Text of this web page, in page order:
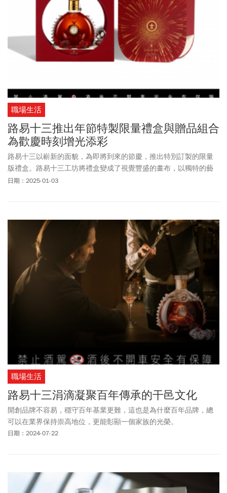
年，馬爹利以四款2025蛇年限量臻釀，再次詮釋品牌對於品味、專
業與精湛工藝的執著。每一滴珍稀佳釀不僅蘊含著濃濃的新年祝
福，更凝結了馬爹利歷久傳承的釀造智慧與優雅氣息，無論珍藏或
饋贈，皆為新春佳節的至臻之選，為您點亮尊貴非凡的節慶時光，
共譜流光溢彩的新年篇章。
職場生活
路易十三推出年節特製限量禮盒與贈品組合
為歡慶時刻增光添彩
路易十三以嶄新的面貌，為即將到來的節慶，推出特別訂製的限量
版禮盒。路易十三工坊將禮盒變成了視覺豐盛的畫布，以獨特的藝
術風格捕捉了節慶的精神。隆重介紹精美的路易十三歲末禮盒，為
日期：2025-01-03
職場生活
路易十三涓滴凝聚百年傳承的干邑文化
開創品牌不容易，穩守百年基業更難，這也是為什麼百年品牌，總
可以在業界保持崇高地位，更能彰顯一個家族的光榮。
日期：2024-07-22